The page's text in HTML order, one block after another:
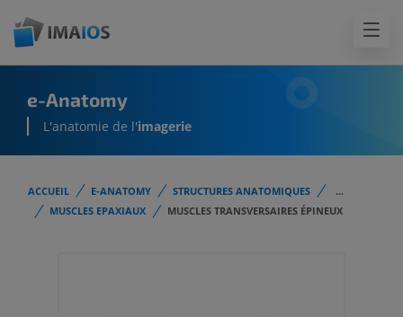
e-Anatomy
L'anatomie de l'imagerie
ACCUEIL E-ANATOMY STRUCTURES ANATOMIQUES
...
MUSCLES EPAXIAUX
MUSCLES TRANSVERSAIRES ÉPINEUX